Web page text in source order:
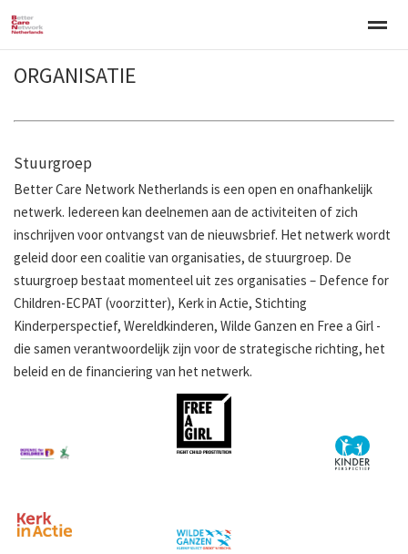
Welkom Over BCNN
ORGANISATIE
Stuurgroep
Better Care Network Netherlands is een open en onafhankelijk
netwerk. Iedereen kan deelnemen aan de activiteiten of zich
inschrijven voor ontvangst van de nieuwsbrief. Het netwerk wordt
geleid door een coalitie van organisaties, de stuurgroep. De
stuurgroep bestaat momenteel uit zes organisaties – Defence for
Children-ECPAT (voorzitter), Kerk in Actie, Stichting
Kinderperspectief, Wereldkinderen, Wilde Ganzen en Free a Girl -
die samen verantwoordelijk zijn voor de strategische richting, het
beleid en de financiering van het netwerk.